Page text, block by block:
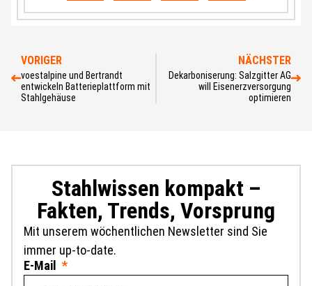
VORIGER
voestalpine und Bertrandt
entwickeln Batterieplattform mit
Stahlgehäuse
NÄCHSTER
Dekarboniserung: Salzgitter AG
will Eisenerzversorgung
optimieren
Stahlwissen kompakt –
Fakten, Trends, Vorsprung
Mit unserem wöchentlichen Newsletter sind Sie
immer up-to-date.
E-Mail